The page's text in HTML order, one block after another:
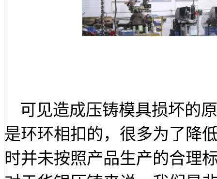
可见造成压铸模具损坏的
是环环相扣的，很多为了降
时并未按照产品生产的合理